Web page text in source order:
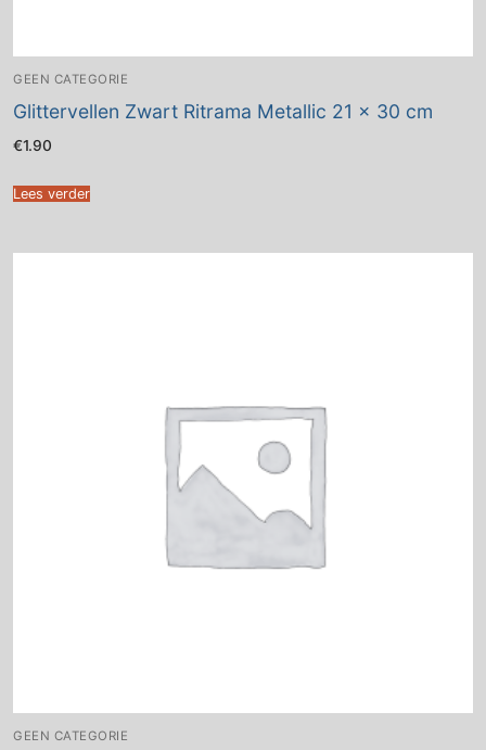
GEEN CATEGORIE
Glittervellen Zwart Ritrama Metallic 21 x 30 cm
€1.90
Lees verder
GEEN CATEGORIE